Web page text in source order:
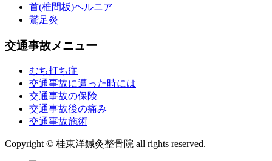
首(椎間板)ヘルニア
鵞足炎
交通事故メニュー
むち打ち症
交通事故に遭った時には
交通事故の保険
交通事故後の痛み
交通事故施術
Copyright © 桂東洋鍼灸整骨院 all rights reserved.